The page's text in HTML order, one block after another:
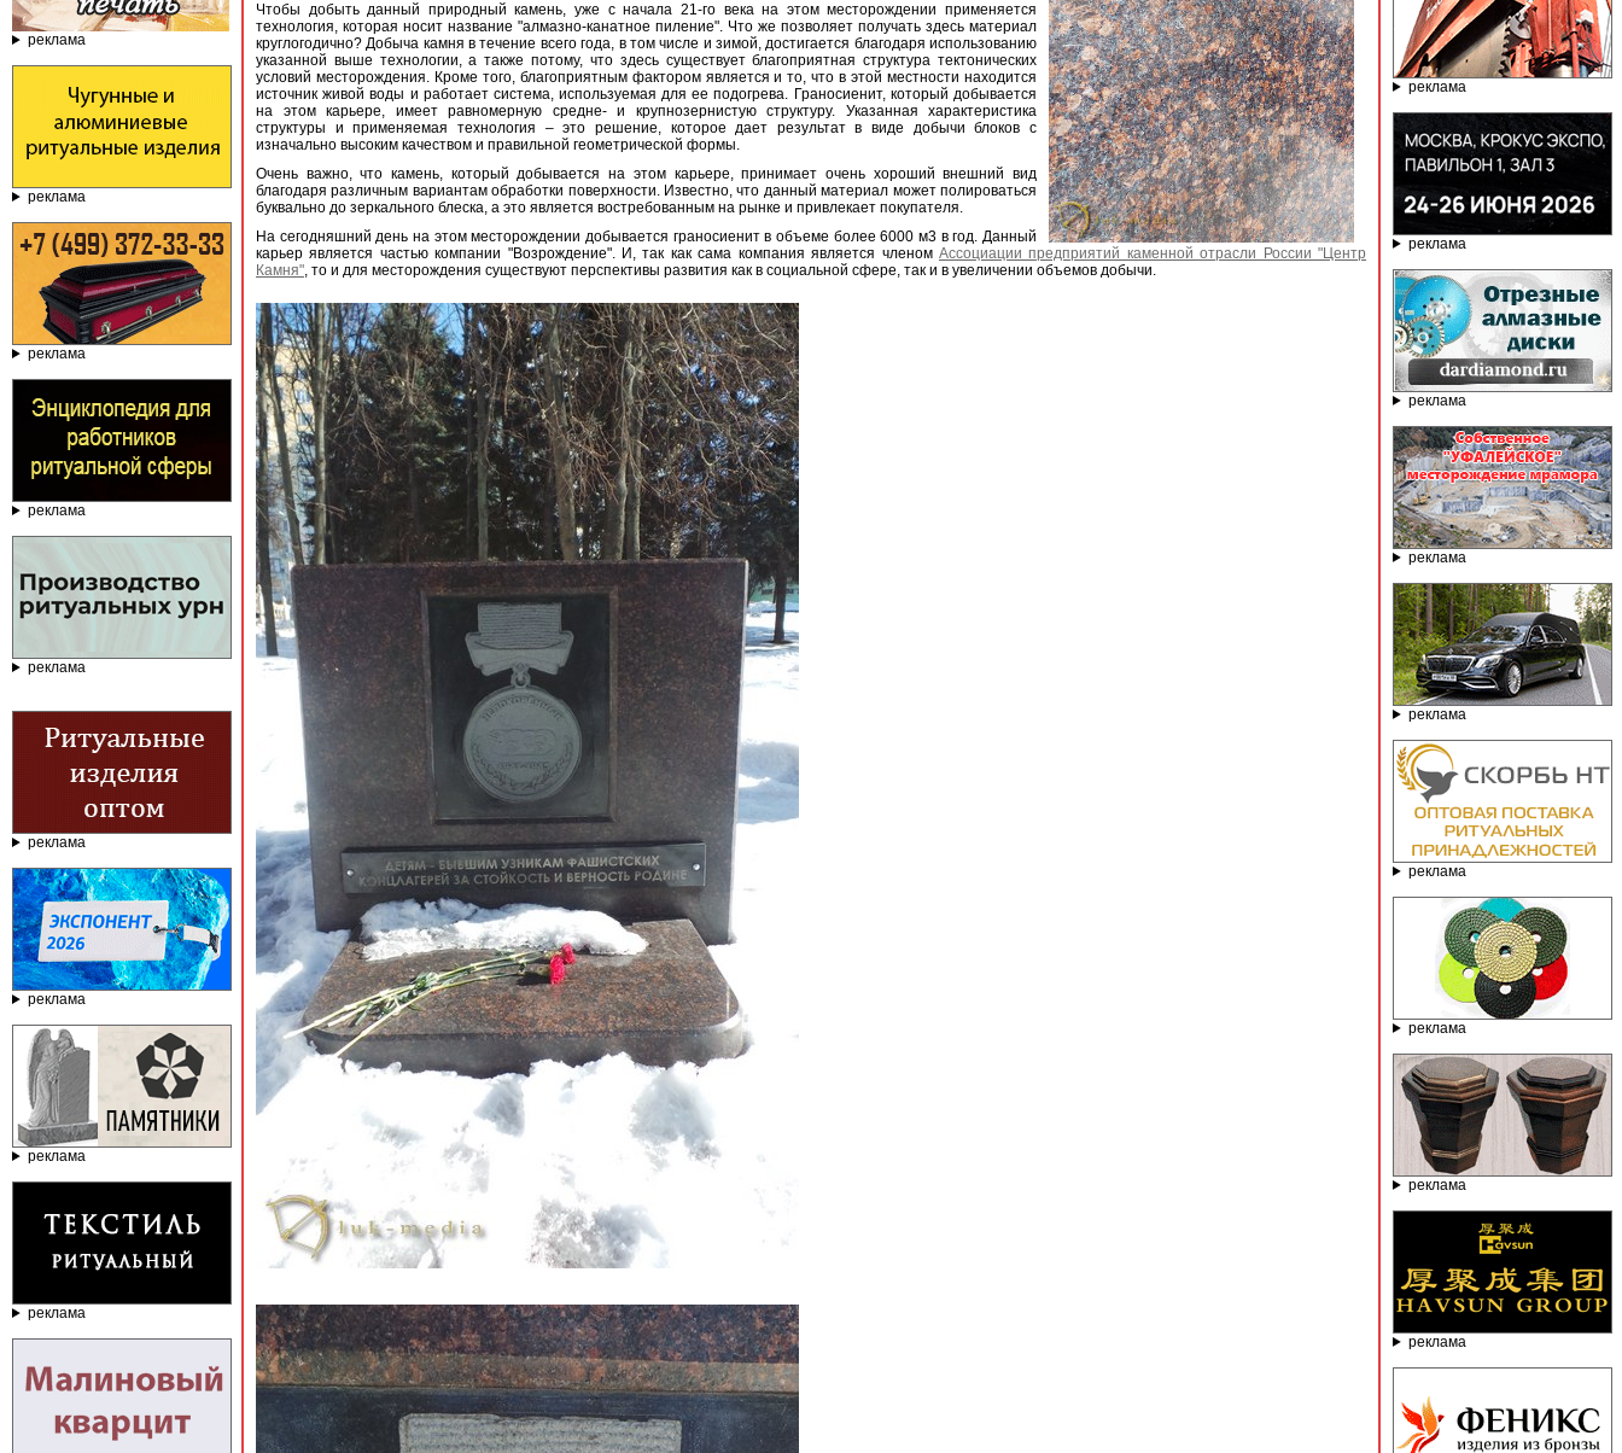
реклама
реклама
реклама
реклама
реклама
реклама
реклама
реклама
реклама
Чтобы добыть данный природный камень, уже с начала 21-го века на этом месторождении применяется
технология, которая носит название "алмазно-канатное пиление". Что же позволяет получать здесь материал
круглогодично? Добыча камня в течение всего года, в том числе и зимой, достигается благодаря использованию
указанной выше технологии, а также потому, что здесь существует благоприятная структура тектонических
условий месторождения. Кроме того, благоприятным фактором является и то, что в этой местности находится
источник живой воды и работает система, используемая для ее подогрева. Граносиенит, который добывается
на этом карьере, имеет равномерную средне- и крупнозернистую структуру. Указанная характеристика
структуры и применяемая технология – это решение, которое дает результат в виде добычи блоков с
изначально высоким качеством и правильной геометрической формы.
Очень важно, что камень, который добывается на этом карьере, принимает очень хороший внешний вид
благодаря различным вариантам обработки поверхности. Известно, что данный материал может полироваться
буквально до зеркального блеска, а это является востребованным на рынке и привлекает покупателя.
На сегодняшний день на этом месторождении добывается граносиенит в объеме более 6000 м3 в год. Данный
карьер является частью компании "Возрождение". И, так как сама компания является членом Ассоциации предприятий каменной отрасли России "Центр
Камня", то и для месторождения существуют перспективы развития как в социальной сфере, так и в увеличении объемов добычи.
реклама
реклама
реклама
реклама
реклама
реклама
реклама
реклама
реклама